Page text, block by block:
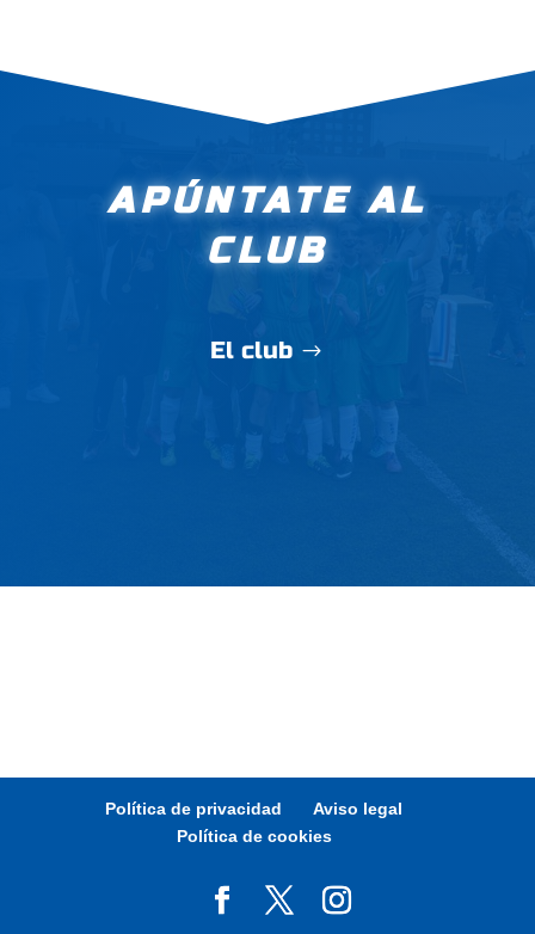
APÚNTATE AL
CLUB
El club
Política de privacidad
Aviso legal
Política de cookies